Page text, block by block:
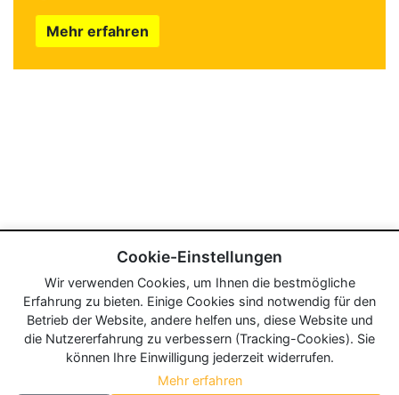
Mehr erfahren
Cookie-Einstellungen
Wir verwenden Cookies, um Ihnen die bestmögliche
Erfahrung zu bieten. Einige Cookies sind notwendig für den
Betrieb der Website, andere helfen uns, diese Website und
die Nutzererfahrung zu verbessern (Tracking-Cookies). Sie
können Ihre Einwilligung jederzeit widerrufen.
Mehr erfahren